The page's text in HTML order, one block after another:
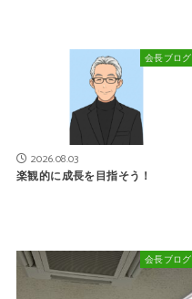
会長ブログ
2026.08.03
楽観的に成長を目指そう！
会長ブログ